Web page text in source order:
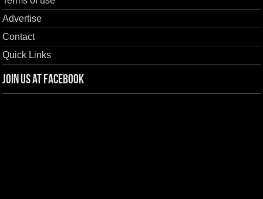
Advertise
Contact
Quick Links
Join us at Facebook